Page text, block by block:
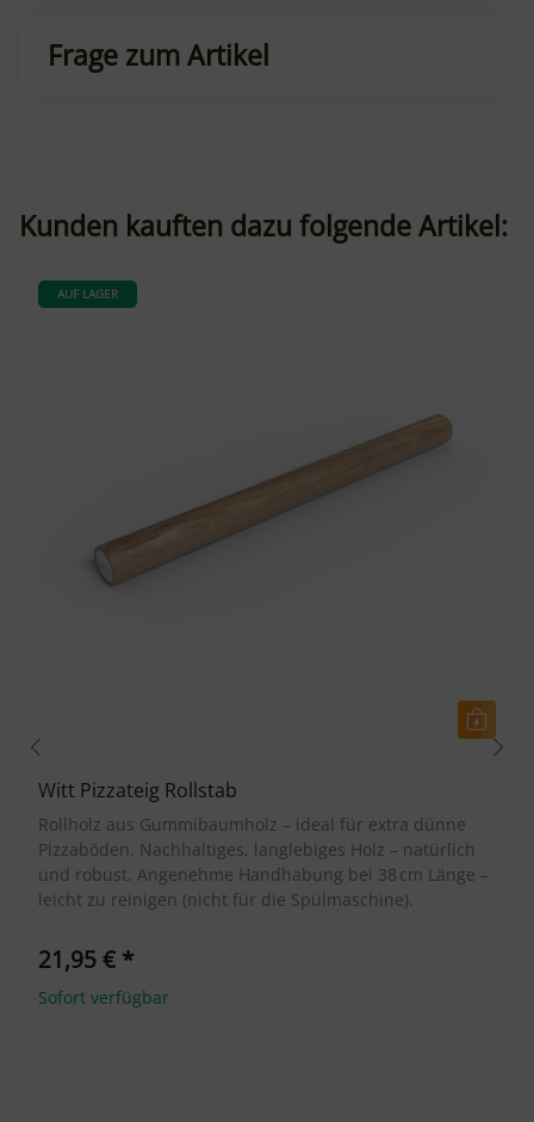
Frage zum Artikel
Kunden kauften dazu folgende Artikel:
AUF LAGER
Witt Pizzateig Rollstab
Rollholz aus Gummibaumholz – ideal für extra dünne
Pizzaböden. Nachhaltiges, langlebiges Holz – natürlich
und robust. Angenehme Handhabung bei 38 cm Länge –
leicht zu reinigen (nicht für die Spülmaschine).
21,95 € *
Sofort verfügbar